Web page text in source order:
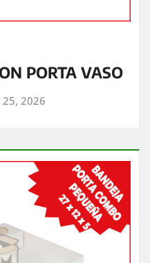
PORTA VASO
2026